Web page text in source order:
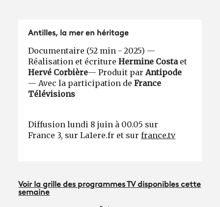
Antilles, la mer en héritage
Documentaire (52 min - 2025) —
Réalisation et écritureHermine Costaet
Hervé Corbière— Produit parAntipode
— Avec la participation deFrance
Télévisions
Diffusion lundi 8 juin à 00.05 sur
France 3, sur La1ere.fr et surfrance.tv
Voir la grille des programmes TV disponibles cette
semaine